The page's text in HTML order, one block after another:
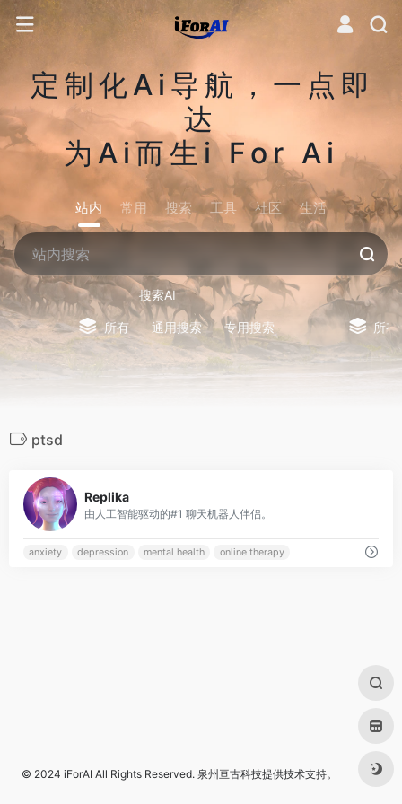
定制化Ai导航，一点即
达
为Ai而生i For Ai
站内 常用 搜索 工具 社区 生活
搜索AI
所有 通用搜索 专用搜索 所有
ptsd
Replika
由人工智能驱动的#1 聊天机器人伴侣。
anxiety depression mental health online therapy
© 2024 iForAI All Rights Reserved. 泉州亘古科技提供技术支持。